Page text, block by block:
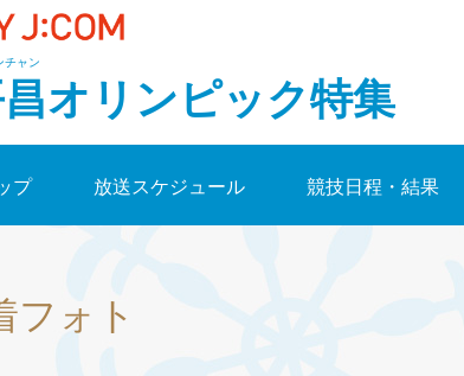
チャン
オリンピック特集
プ 放送スケジュール 競技日程・結果
フォト